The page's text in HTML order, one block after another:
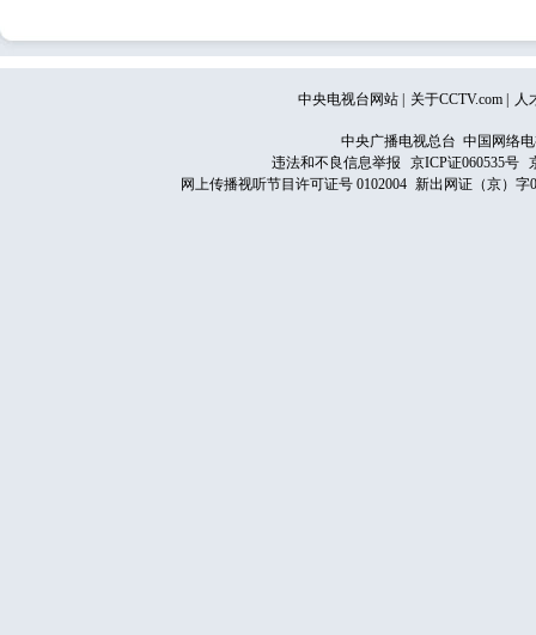
中央电视台网站 关于CCTV.com 人
中央广播电视总台 中国网络
违法和不良信息举报
京ICP证060535号
网上传播视听节目许可证号 0102004 新出网证（京）